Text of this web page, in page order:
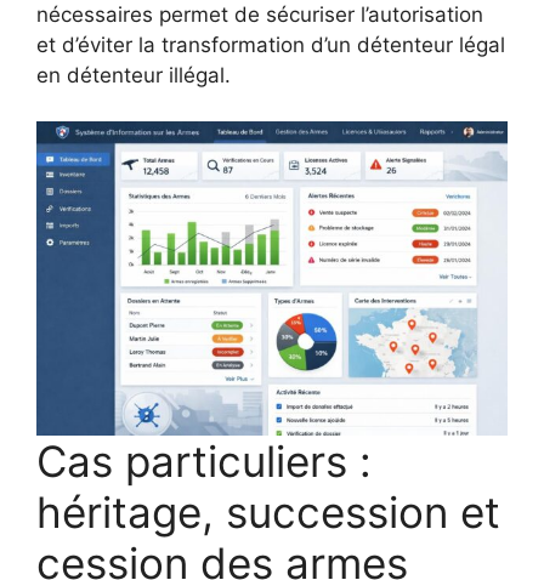
nécessaires permet de sécuriser l’autorisation
et d’éviter la transformation d’un détenteur légal
en détenteur illégal.
Cas particuliers :
héritage, succession et
cession des armes